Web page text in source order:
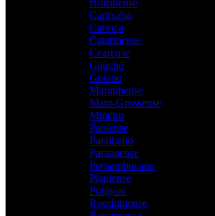
Capixaba
Carioca
Catarinense
Cearense
Gaúcho
Goiano
Maranhense
Mato-Grossense
Mineiro
Paraense
Paraibano
Paranaense
Pernambucano
Piauiense
Potiguar
Rondoniense